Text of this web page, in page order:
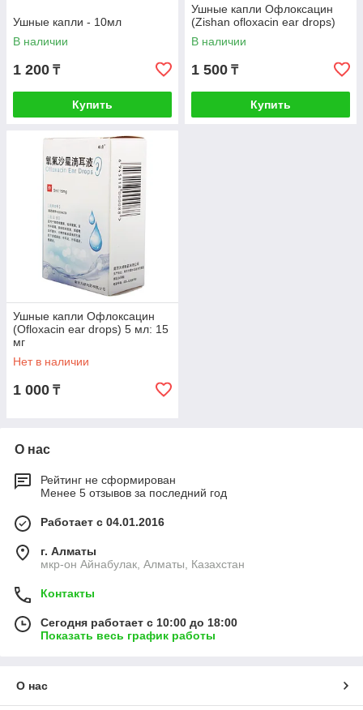
Ушные капли - 10мл
В наличии
1 200 ₸
Купить
Ушные капли Офлоксацин
(Zishan ofloxacin ear drops)
В наличии
1 500 ₸
Купить
Ушные капли Офлоксацин
(Оfloxacin ear drops) 5 мл: 15
мг
Нет в наличии
1 000 ₸
О нас
Рейтинг не сформирован
Менее 5 отзывов за последний год
Работает с 04.01.2016
г. Алматы
мкр-он Айнабулак, Алматы, Казахстан
Контакты
Сегодня работает с 10:00 до 18:00
Показать весь график работы
О нас